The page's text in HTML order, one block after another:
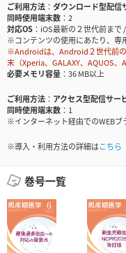
ご利用方法
ダウンロード型配信
同時使用端末数
2
対応OS
iOS最新の２世代前ま
※コンテンツの使用にあたり、専
※Androidは、Android２世代前の
末（Xperia、GALAXY、AQUOS
必要メモリ容量
36 MB以上
ご利用方法
アクセス型配信サー
同時使用端末数
1
※インターネット経由でのWEBブ
※導入・利用方法の詳細はこちら
巻号一覧